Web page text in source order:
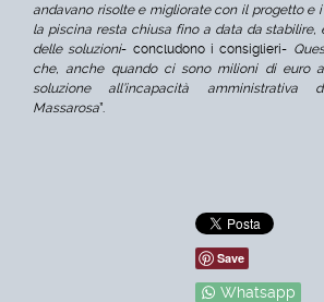
andavano risolte e migliorate con il progetto e i
la piscina resta chiusa fino a data da stabilire,
delle soluzioni- concludono i consiglieri-
che, anche quando ci sono milioni di euro a
soluzione all’incapacità amministrativa
Massarosa”.
Save
Whatsapp